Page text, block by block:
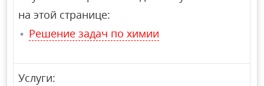
на этой странице:
Решение задач по химии
Услуги: